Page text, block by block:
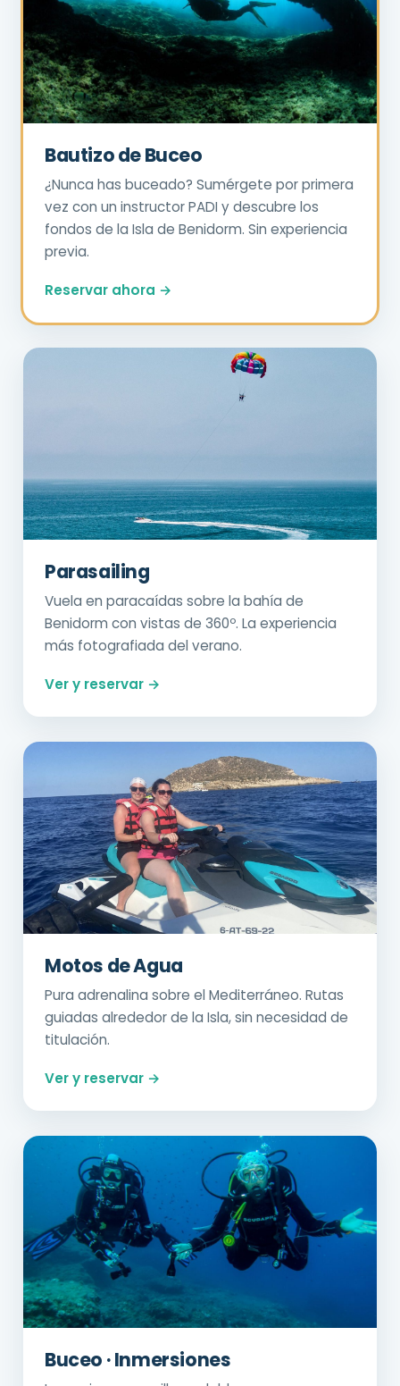
Bautizo de Buceo
¿Nunca has buceado? Sumérgete por primera
vez con un instructor PADI y descubre los
fondos de la Isla de Benidorm. Sin experiencia
previa.
Reservar ahora →
Parasailing
Vuela en paracaídas sobre la bahía de
Benidorm con vistas de 360º. La experiencia
más fotografiada del verano.
Ver y reservar →
Motos de Agua
Pura adrenalina sobre el Mediterráneo. Rutas
guiadas alrededor de la Isla, sin necesidad de
titulación.
Ver y reservar →
Buceo · Inmersiones